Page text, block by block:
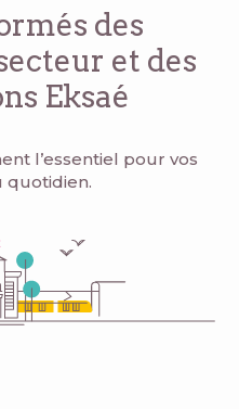
des
et des
Eksaé
l’essentiel pour vos
quotidien.